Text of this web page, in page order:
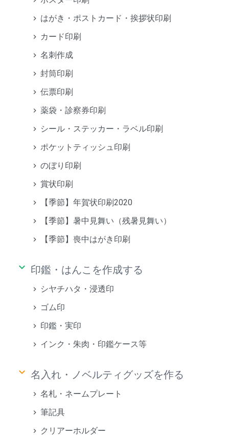
はがき・ポストカード・挨拶状印刷
カード印刷
名刺作成
封筒印刷
伝票印刷
薬袋・診察券印刷
シール・ステッカー・ラベル印刷
ポケットティッシュ印刷
のぼり印刷
賞状印刷
【季節】年賀状印刷2020
【季節】暑中見舞い（残暑見舞い）
【季節】喪中はがき印刷
keyboard_arrow_down 印鑑・はんこを作成する
シヤチハタ・浸透印
ゴム印
印鑑・実印
インク・朱肉・印鑑ケース等
keyboard_arrow_down 名入れ・ノベルティグッズを作る
名札・ネームプレート
筆記具
クリアーホルダー